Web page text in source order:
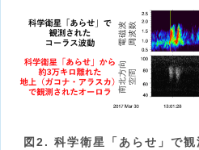
図2. 科学衛星「あらせ」で